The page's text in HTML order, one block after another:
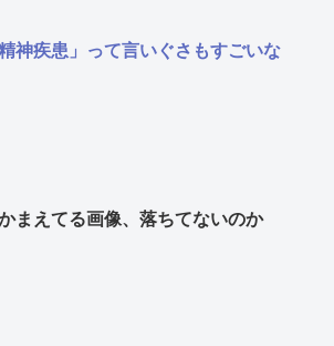
神疾患」って言いぐさもすごいな
まえてる画像、落ちてないのか